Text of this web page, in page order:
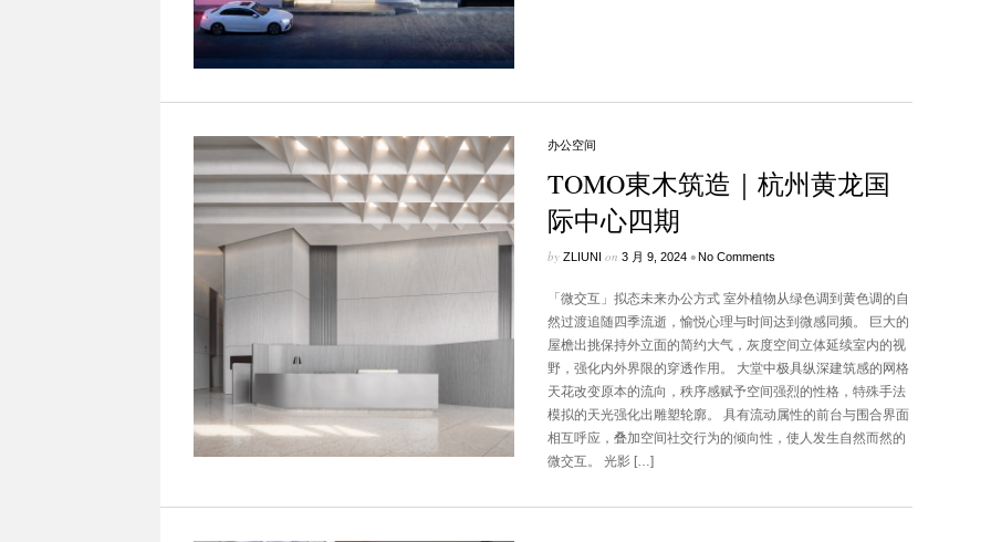
办公空间
TOMO東木筑造｜杭州黄龙国
际中心四期
by ZLIUNI on 3 月 9, 2024 •No Comments
「微交互」拟态未来办公方式 室外植物从绿色调到黄色调的自
然过渡追随四季流逝，愉悦心理与时间达到微感同频。 巨大的
屋檐出挑保持外立面的简约大气，灰度空间立体延续室内的视
野，强化内外界限的穿透作用。 大堂中极具纵深建筑感的网格
天花改变原本的流向，秩序感赋予空间强烈的性格，特殊手法
模拟的天光强化出雕塑轮廓。 具有流动属性的前台与围合界面
相互呼应，叠加空间社交行为的倾向性，使人发生自然而然的
微交互。 光影 […]